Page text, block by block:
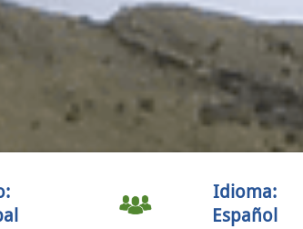
Idioma:
Español